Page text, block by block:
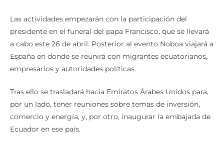
Las actividades empezarán con la participación del
presidente en el funeral del papa Francisco, que se llevará
a cabo este 26 de abril. Posterior al evento Noboa viajará a
España en donde se reunirá con migrantes ecuatorianos,
empresarios y autoridades políticas.
Tras ello se trasladará hacia Emiratos Árabes Unidos para,
por un lado, tener reuniones sobre temas de inversión,
comercio y energía, y, por otro, inaugurar la embajada de
Ecuador en ese país.